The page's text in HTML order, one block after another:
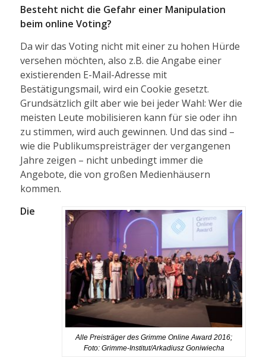
Besteht nicht die Gefahr einer Manipulation
beim online Voting?
Da wir das Voting nicht mit einer zu hohen Hürde
versehen möchten, also z.B. die Angabe einer
existierenden E-Mail-Adresse mit
Bestätigungsmail, wird ein Cookie gesetzt.
Grundsätzlich gilt aber wie bei jeder Wahl: Wer die
meisten Leute mobilisieren kann für sie oder ihn
zu stimmen, wird auch gewinnen. Und das sind –
wie die Publikumspreisträger der vergangenen
Jahre zeigen – nicht unbedingt immer die
Angebote, die von großen Medienhäusern
kommen.
Alle Preisträger des Grimme Online Award 2016;
Foto: Grimme-Institut/Arkadiusz Goniwiecha
Die